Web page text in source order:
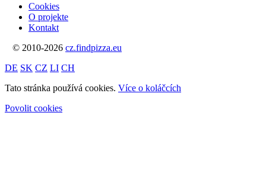
Cookies
O projekte
Kontakt
© 2010-2026 cz.findpizza.eu
DE SK CZ LI CH
Tato stránka používá cookies. Více o koláčcích
Povolit cookies